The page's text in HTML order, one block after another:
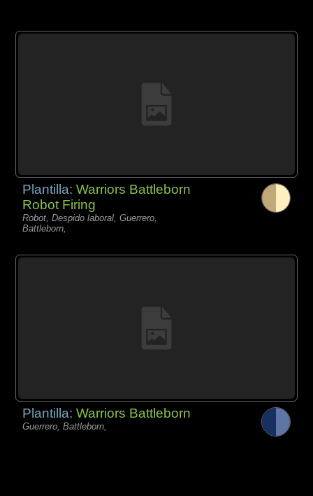
Plantilla:Warriors Battleborn
Robot Firing
Robot, Despido laboral, Guerrero,
Battleborn,
Plantilla:Warriors Battleborn
Guerrero, Battleborn,